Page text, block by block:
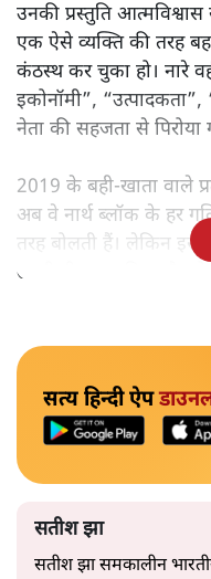
उनकी प्रस्तुति
एक ऐसे व्यक्ति की तरह
कंठस्थ कर चुका हो। नारे
इकोनॉमी”,
नेता की सहजता से पिरोया
2019 के बही‑खाता वाले
अब वे नार्थ ब्लॉक के हर
तरह बोलती हैं। लेकिन इस
उतनी ही अनुमानित और
सत्य हिन्दी ऐप
सतीश झा
सतीश झा समकालीन